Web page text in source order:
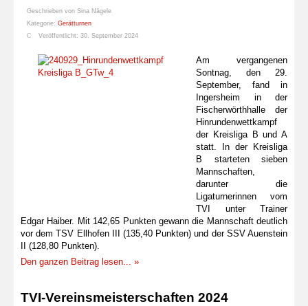
Geschrieben von Sina Nägele
Kategorie: Gerätturnen
Veröffentlicht: 30. September 2024
Am vergangenen
Sontnag, den 29.
September, fand in
Ingersheim in der
Fischerwörthhalle der
Hinrundenwettkampf
der Kreisliga B und A
statt. In der Kreisliga
B starteten sieben
Mannschaften,
darunter die
Ligaturnerinnen vom
TVI unter Trainer
Edgar Haiber. Mit 142,65 Punkten gewann die Mannschaft deutlich
vor dem TSV Ellhofen III (135,40 Punkten) und der SSV Auenstein
II (128,80 Punkten).
Den ganzen Beitrag lesen... »
TVI-Vereinsmeisterschaften 2024